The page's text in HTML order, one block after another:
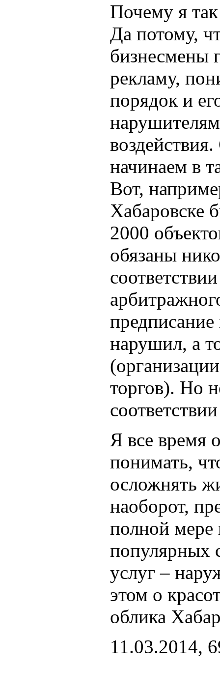
Почему я
Да потому,
бизнесмены
рекламу,
порядок и
начинаем в
Вот,
Хабаровске
2000
обязаны
нарушил, а
торгов). Но
Я все время
понимать,
осложнять
наоборот,
полной мере
популярных
услуг –
этом о
облика
11.03.2014,